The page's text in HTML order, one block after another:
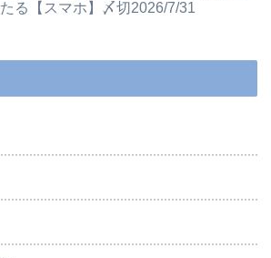
たる【スマホ】〆切2026/7/31